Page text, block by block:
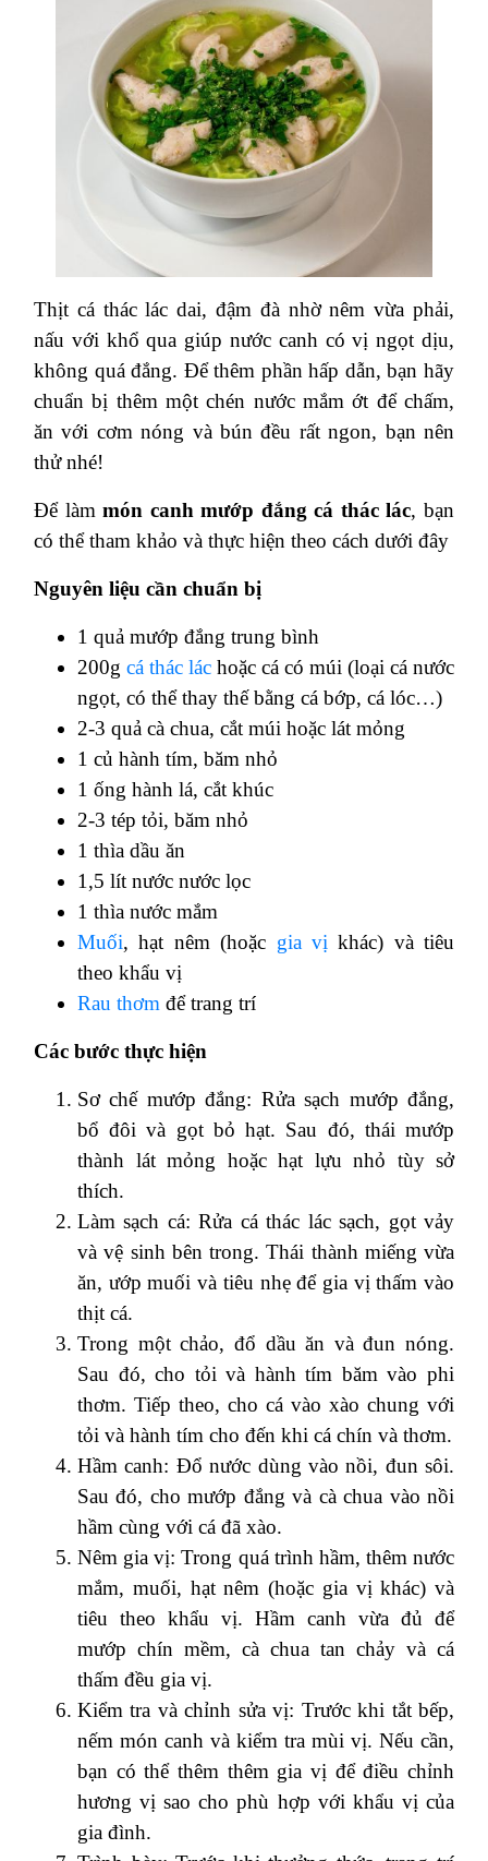
Thịt cá thác lác dai, đậm đà nhờ nêm vừa phải,
nấu với khổ qua giúp nước canh có vị ngọt dịu,
không quá đắng. Để thêm phần hấp dẫn, bạn hãy
chuẩn bị thêm một chén nước mắm ớt để chấm,
ăn với cơm nóng và bún đều rất ngon, bạn nên
thử nhé!
Để làmmón canh mướp đắng cá thác lác, bạn
có thể tham khảo và thực hiện theo cách dưới đây
Nguyên liệu cần chuẩn bị
1 quả mướp đắng trung bình
200g cá thác lác hoặc cá có múi (loại cá nước
ngọt, có thể thay thế bằng cá bớp, cá lóc…)
2-3 quả cà chua, cắt múi hoặc lát mỏng
1 củ hành tím, băm nhỏ
1 ống hành lá, cắt khúc
2-3 tép tỏi, băm nhỏ
1 thìa dầu ăn
1,5 lít nước nước lọc
1 thìa nước mắm
Muối, hạt nêm (hoặc gia vị khác) và tiêu
theo khẩu vị
Rau thơm để trang trí
Các bước thực hiện
Sơ chế mướp đắng: Rửa sạch mướp đắng,
bổ đôi và gọt bỏ hạt. Sau đó, thái mướp
thành lát mỏng hoặc hạt lựu nhỏ tùy sở
thích.
Làm sạch cá: Rửa cá thác lác sạch, gọt vảy
và vệ sinh bên trong. Thái thành miếng vừa
ăn, ướp muối và tiêu nhẹ để gia vị thấm vào
thịt cá.
Trong một chảo, đổ dầu ăn và đun nóng.
Sau đó, cho tỏi và hành tím băm vào phi
thơm. Tiếp theo, cho cá vào xào chung với
tỏi và hành tím cho đến khi cá chín và thơm.
Hầm canh: Đổ nước dùng vào nồi, đun sôi.
Sau đó, cho mướp đắng và cà chua vào nồi
hầm cùng với cá đã xào.
Nêm gia vị: Trong quá trình hầm, thêm nước
mắm, muối, hạt nêm (hoặc gia vị khác) và
tiêu theo khẩu vị. Hầm canh vừa đủ để
mướp chín mềm, cà chua tan chảy và cá
thấm đều gia vị.
Kiểm tra và chỉnh sửa vị: Trước khi tắt bếp,
nếm món canh và kiểm tra mùi vị. Nếu cần,
bạn có thể thêm thêm gia vị để điều chỉnh
hương vị sao cho phù hợp với khẩu vị của
gia đình.